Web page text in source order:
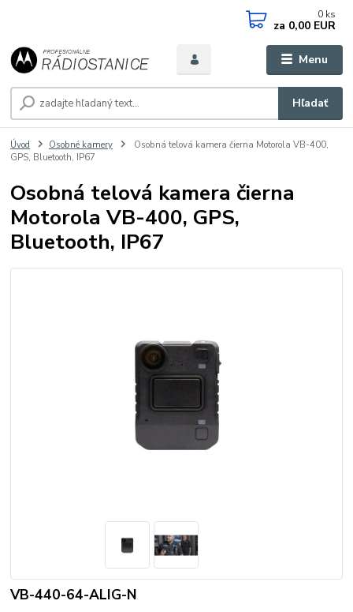
Menu
Hľadať
0 ks
za 0,00 EUR
Úvod Osobné kamery
Osobná telová kamera čierna Motorola VB-400,
GPS, Bluetooth, IP67
Osobná telová kamera čierna
Motorola VB-400, GPS,
Bluetooth, IP67
VB-440-64-ALIG-N